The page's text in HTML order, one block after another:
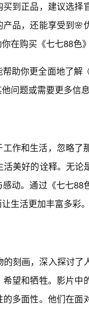
到正品，建议选择
品，还能享受到🌸
在购买《七七88色
助你更全面地了解
问题或需要更多信
作和生活，忽略了
美好的诠释。无
动。通过《七七
生活更加丰富多彩
的刻画，深入探讨
望和牺牲。影片中
多面性。他们在面